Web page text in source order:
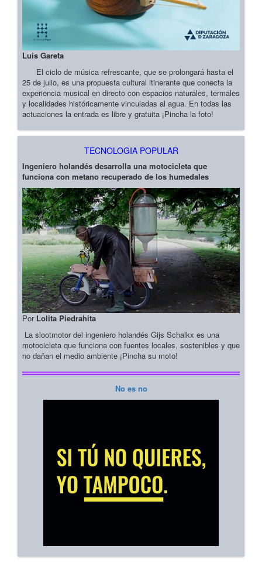
Luis Gareta
El ciclo de música refrescante, que se prolongará hasta el
25 de julio, es una propuesta cultural itinerante que conecta la
experiencia musical en directo con espacios naturales, termales
y localidades históricamente vinculadas al agua. En todas las
actuaciones la entrada es libre y gratuita ¡Pincha la foto!
TECNOLOGIA POPULAR
Ingeniero holandés desarrolla una motocicleta que
funciona con metano recuperado de los humedales
Por Lolita Piedrahita
La slootmotor del ingeniero holandés Gijs Schalkx es una
motocicleta que funciona con fuentes locales, sostenibles y que
no dañan el medio ambiente ¡Pincha su moto!
No es no